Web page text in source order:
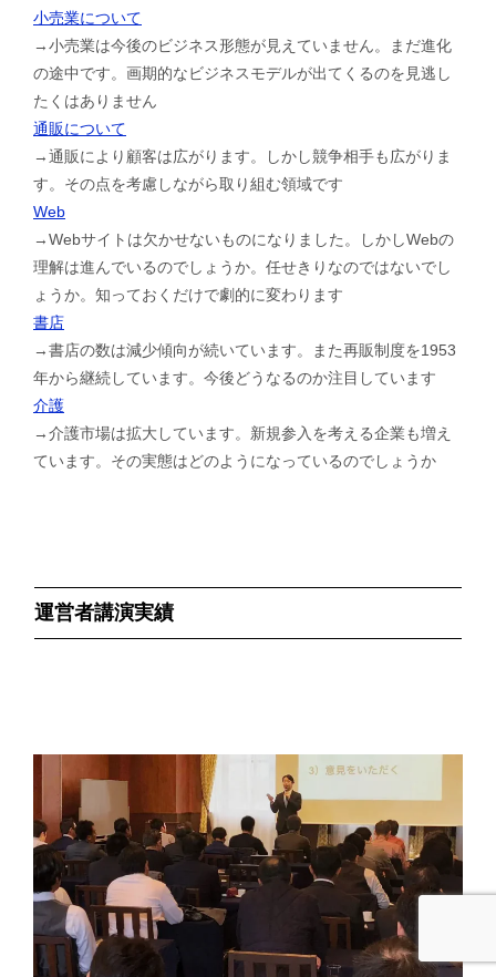
小売業について
→小売業は今後のビジネス形態が見えていません。まだ進化
の途中です。画期的なビジネスモデルが出てくるのを見逃し
たくはありません
通販について
→通販により顧客は広がります。しかし競争相手も広がりま
す。その点を考慮しながら取り組む領域です
Web
→Webサイトは欠かせないものになりました。しかしWebの
理解は進んでいるのでしょうか。任せきりなのではないでし
ょうか。知っておくだけで劇的に変わります
書店
→書店の数は減少傾向が続いています。また再販制度を1953
年から継続しています。今後どうなるのか注目しています
介護
→介護市場は拡大しています。新規参入を考える企業も増え
ています。その実態はどのようになっているのでしょうか
運営者講演実績